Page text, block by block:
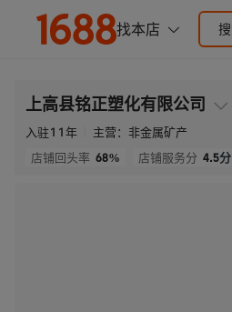
上高县铭正塑化有限公司
入驻11年 主营： 非金属矿产
店铺回头率 68% 店铺服务分 4.5分